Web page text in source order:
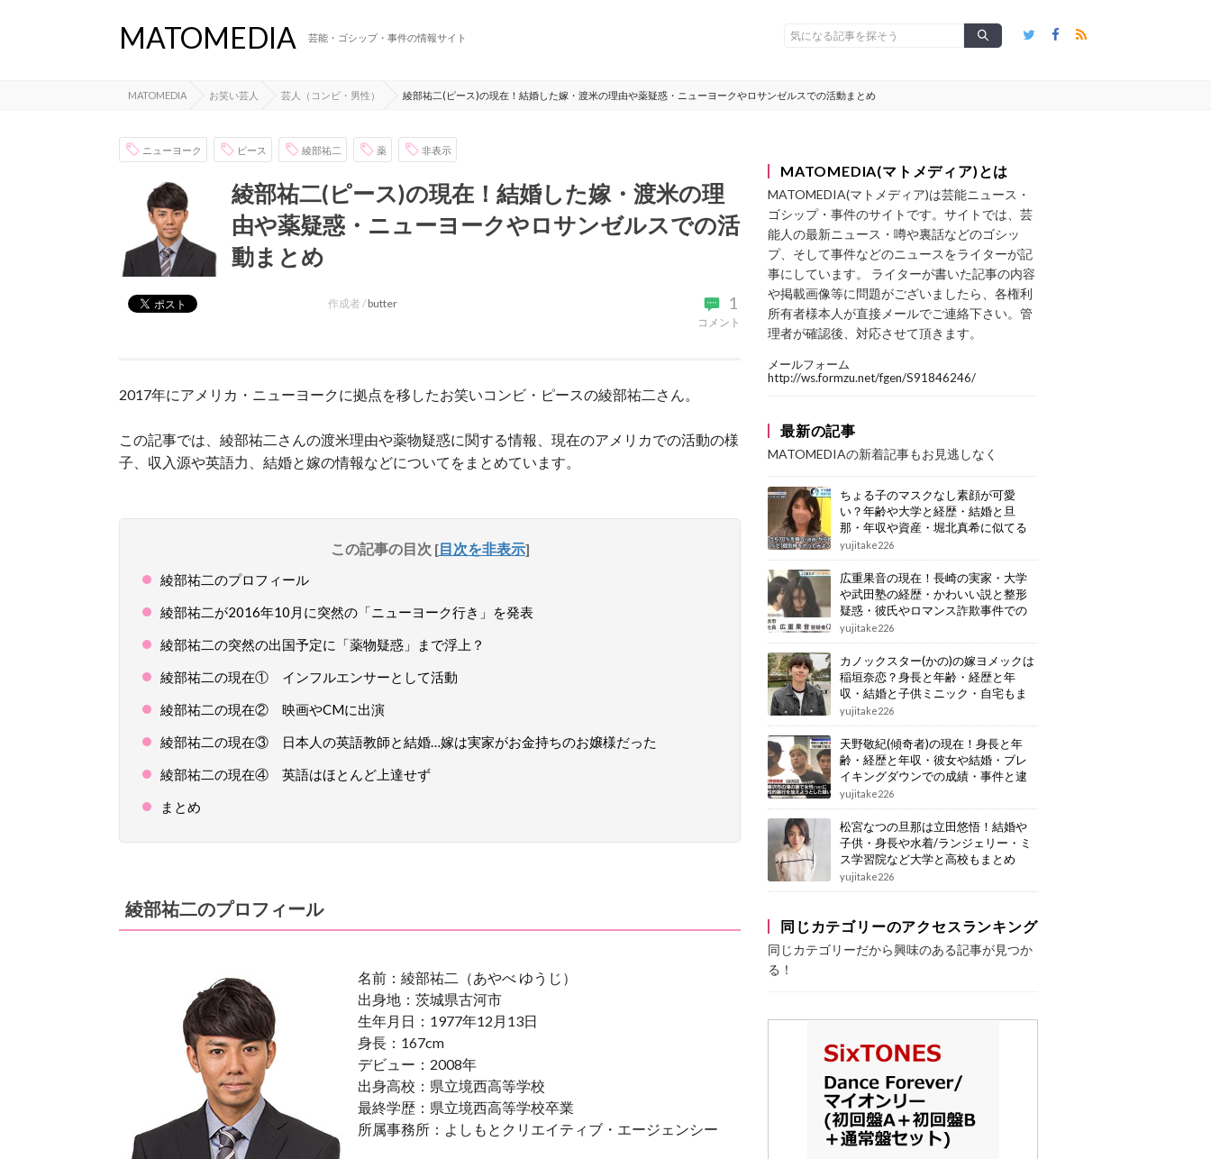
MATOMEDIA 芸能・ゴシップ・事件の情報サイト
MATOMEDIA お笑い芸人 芸人（コンビ・男性） 綾部祐二(ピース)の現在！結婚した嫁・渡米の理由や薬疑惑・ニューヨークやロサンゼルスでの活動まとめ
ニューヨーク ピース 綾部祐二 薬 非表示
綾部祐二(ピース)の現在！結婚した嫁・渡米の理
由や薬疑惑・ニューヨークやロサンゼルスでの活
動まとめ
1
コメント
作成者 / butter
2017年にアメリカ・ニューヨークに拠点を移したお笑いコンビ・ピースの綾部祐二さん。
この記事では、綾部祐二さんの渡米理由や薬物疑惑に関する情報、現在のアメリカでの活動の様
子、収入源や英語力、結婚と嫁の情報などについてをまとめています。
この記事の目次 [目次を非表示]
綾部祐二のプロフィール
綾部祐二が2016年10月に突然の「ニューヨーク行き」を発表
綾部祐二の突然の出国予定に「薬物疑惑」まで浮上？
綾部祐二の現在① インフルエンサーとして活動
綾部祐二の現在② 映画やCMに出演
綾部祐二の現在③ 日本人の英語教師と結婚…嫁は実家がお金持ちのお嬢様だった
綾部祐二の現在④ 英語はほとんど上達せず
まとめ
綾部祐二のプロフィール
名前：綾部祐二（あやべ ゆうじ）
出身地：茨城県古河市
生年月日：1977年12月13日
身長：167cm
デビュー：2008年
出身高校：県立境西高等学校
最終学歴：県立境西高等学校卒業
所属事務所：よしもとクリエイティブ・エージェンシー
MATOMEDIA(マトメディア)とは
MATOMEDIA(マトメディア)は芸能ニュース・
ゴシップ・事件のサイトです。サイトでは、芸
能人の最新ニュース・噂や裏話などのゴシッ
プ、そして事件などのニュースをライターが記
事にしています。 ライターが書いた記事の内容
や掲載画像等に問題がございましたら、各権利
所有者様本人が直接メールでご連絡下さい。管
理者が確認後、対応させて頂きます。
メールフォーム
http://ws.formzu.net/fgen/S91846246/
最新の記事
MATOMEDIAの新着記事もお見逃しなく
ちょる子のマスクなし素顔が可愛
い？年齢や大学と経歴・結婚と旦
那・年収や資産・堀北真希に似てる
画像もまとめ
yujitake226
広重果音の現在！長崎の実家・大学
や武田塾の経歴・かわいい説と整形
疑惑・彼氏やロマンス詐欺事件での
逮捕もまとめ
yujitake226
カノックスター(かの)の嫁ヨメックは
稲垣奈恋？身長と年齢・経歴と年
収・結婚と子供ミニック・自宅もま
とめ
yujitake226
天野敬紀(傾奇者)の現在！身長と年
齢・経歴と年収・彼女や結婚・ブレ
イキングダウンでの成績・事件と逮
捕もまとめ
yujitake226
松宮なつの旦那は立田悠悟！結婚や
子供・身長や水着/ランジェリー・ミ
ス学習院など大学と高校もまとめ
yujitake226
同じカテゴリーのアクセスランキング
同じカテゴリーだから興味のある記事が見つか
る！